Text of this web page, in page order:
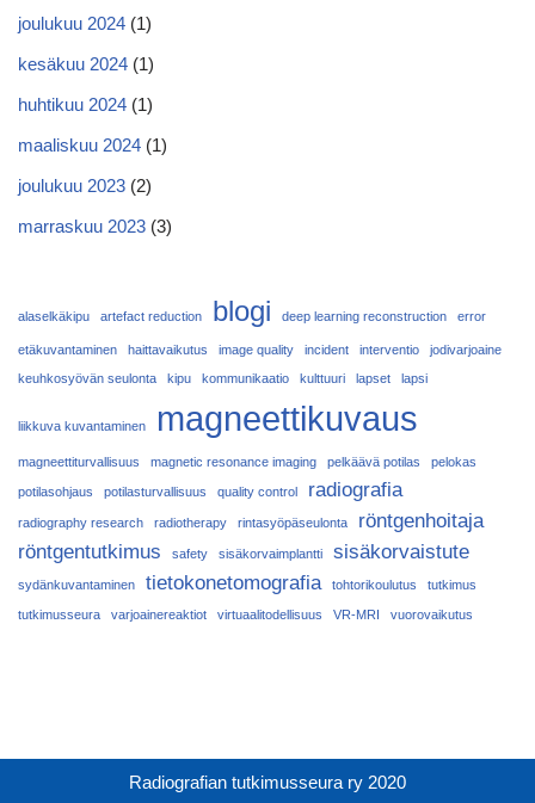
joulukuu 2024 (1)
kesäkuu 2024 (1)
huhtikuu 2024 (1)
maaliskuu 2024 (1)
joulukuu 2023 (2)
marraskuu 2023 (3)
alaselkäkipu artefact reduction blogi deep learning reconstruction error
etäkuvantaminen haittavaikutus image quality incident interventio
jodivarjoaine
keuhkosyövän seulonta
kipu kommunikaatio kulttuuri lapset lapsi
liikkuva kuvantaminen magneettikuvaus
magneettiturvallisuus magnetic resonance imaging pelkäävä potilas pelokas
potilasohjaus potilasturvallisuus quality control radiografia
radiography research radiotherapy rintasyöpäseulonta
röntgenhoitaja
röntgentutkimus
safety sisäkorvaimplantti sisäkorvaistute
sydänkuvantaminen tietokonetomografia tohtorikoulutus tutkimus
tutkimusseura varjoainereaktiot virtuaalitodellisuus VR-MRI vuorovaikutus
Radiografian tutkimusseura ry 2020